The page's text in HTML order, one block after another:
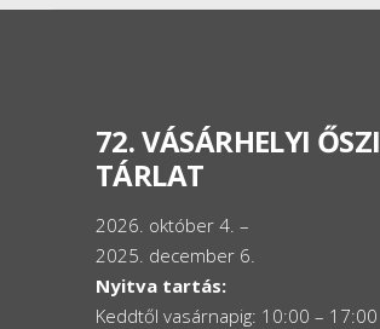
72. VÁSÁRHELYI ŐSZI
TÁRLAT
2026. október 4. –
2025. december 6.
Nyitva tartás:
Keddtől vasárnapig: 10:00 – 17:00